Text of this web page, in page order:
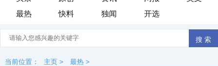
最热
快料 独闻 开选
当前位置： 主页 > 最热 >